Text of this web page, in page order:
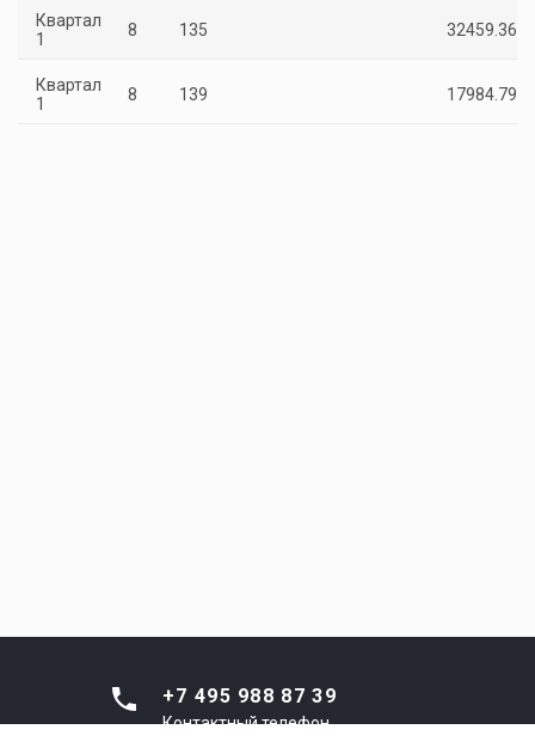
Квартал
1
8 135 32459.36
Квартал
1
8 139 17984.79
+7 495 988 87 39
Контактный телефон